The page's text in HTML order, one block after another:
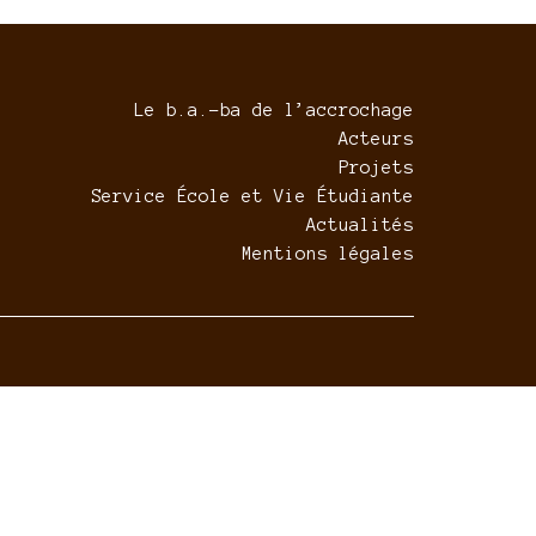
Le b.a.-ba de l’accrochage
Acteurs
Projets
Service École et Vie Étudiante
Actualités
Mentions légales